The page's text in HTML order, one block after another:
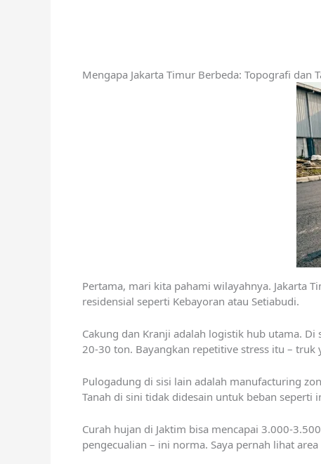
Mengapa Jakarta Timur Berbeda: Topografi dan
Pertama, mari kita pahami wilayahnya. Jakarta
residensial seperti Kebayoran atau Setiabudi.
Cakung dan Kranji adalah logistik hub utama.
20-30 ton. Bayangkan repetitive stress itu – truk
Pulogadung di sisi lain adalah manufacturing
Tanah di sini tidak didesain untuk beban seperti
Curah hujan di Jaktim bisa mencapai 3.000-
pengecualian – ini norma. Saya pernah lihat